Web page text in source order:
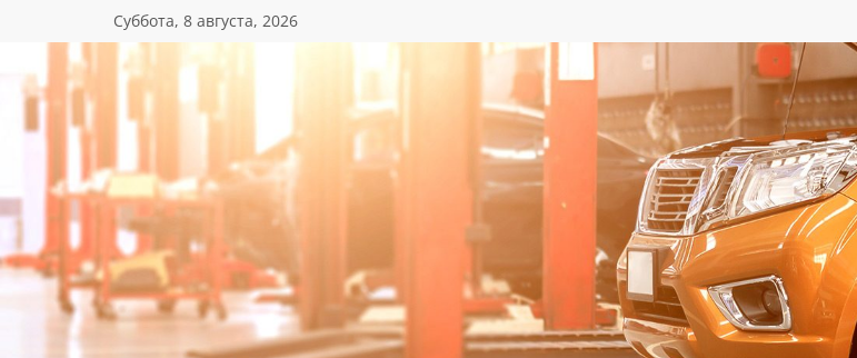
содержимому
Суббота, 8 августа, 2026